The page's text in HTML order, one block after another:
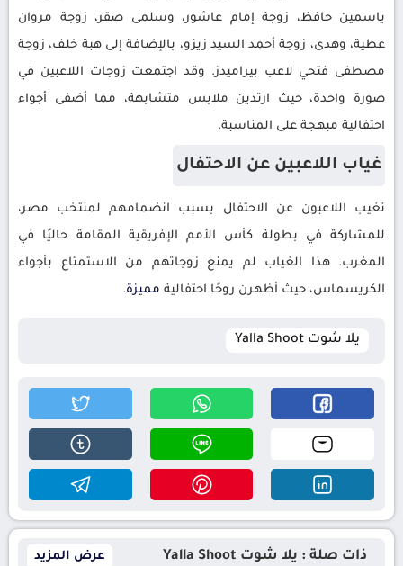
ياسمين حافظ، زوجة إمام عاشور، وسلمى صقر، زوجة مروان
عطية، وهدى، زوجة أحمد السيد زيزو، بالإضافة إلى هبة خلف، زوجة
مصطفى فتحي لاعب بيراميدز. وقد اجتمعت زوجات اللاعبين في
صورة واحدة، حيث ارتدين ملابس متشابهة، مما أضفى أجواء
احتفالية مبهجة على المناسبة.
غياب اللاعبين عن الاحتفال
تغيب اللاعبون عن الاحتفال بسبب انضمامهم لمنتخب مصر،
للمشاركة في بطولة كأس الأمم الإفريقية المقامة حاليًا في
المغرب. هذا الغياب لم يمنع زوجاتهم من الاستمتاع بأجواء
الكريسماس، حيث أظهرن روحًا احتفالية مميزة.
يلا شوت Yalla Shoot
ذات صلة : يلا شوت Yalla Shoot عرض المزيد